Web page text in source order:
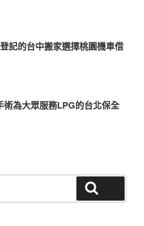
記的台中搬家選擇桃園機車借
為大眾服務LPG的台北保全